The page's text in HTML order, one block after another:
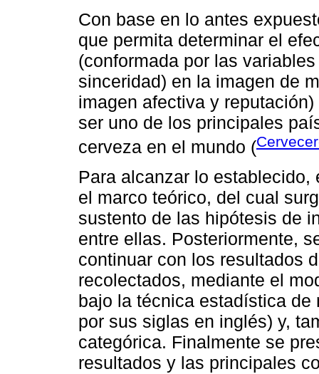
Con base en lo antes
que permita determinar el
(conformada por las
sinceridad) en la imagen de
imagen afectiva y
ser uno de los principales
cerveza en el mundo (
Para alcanzar lo
el marco teórico, del cual
sustento de las hipótesis de
entre ellas. Posteriormente,
continuar con los resultados
recolectados, mediante el
bajo la técnica estadística
por sus siglas en inglés) y,
categórica. Finalmente se
resultados y las principales